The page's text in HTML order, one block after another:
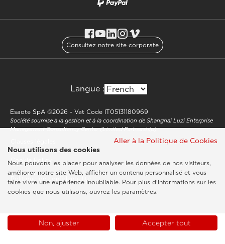
Consultez notre site corporate
Langue :
Esaote SpA ©2026 - Vat Code IT05131180969
Société soumise à la gestion et à la coordination de Shanghai Luzi Enterprise
Management Consultancy Center (Limited Partnership)
Cookie Policy
Politique de confidentialité
Aller à la Politique de Cookies
Nous utilisons des cookies
Nous pouvons les placer pour analyser les données de nos visiteurs,
améliorer notre site Web, afficher un contenu personnalisé et vous
faire vivre une expérience inoubliable. Pour plus d'informations sur les
cookies que nous utilisons, ouvrez les paramètres.
Non, ajuster Accepter tout